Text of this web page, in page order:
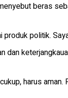
beras
produk politik.
dan
harus